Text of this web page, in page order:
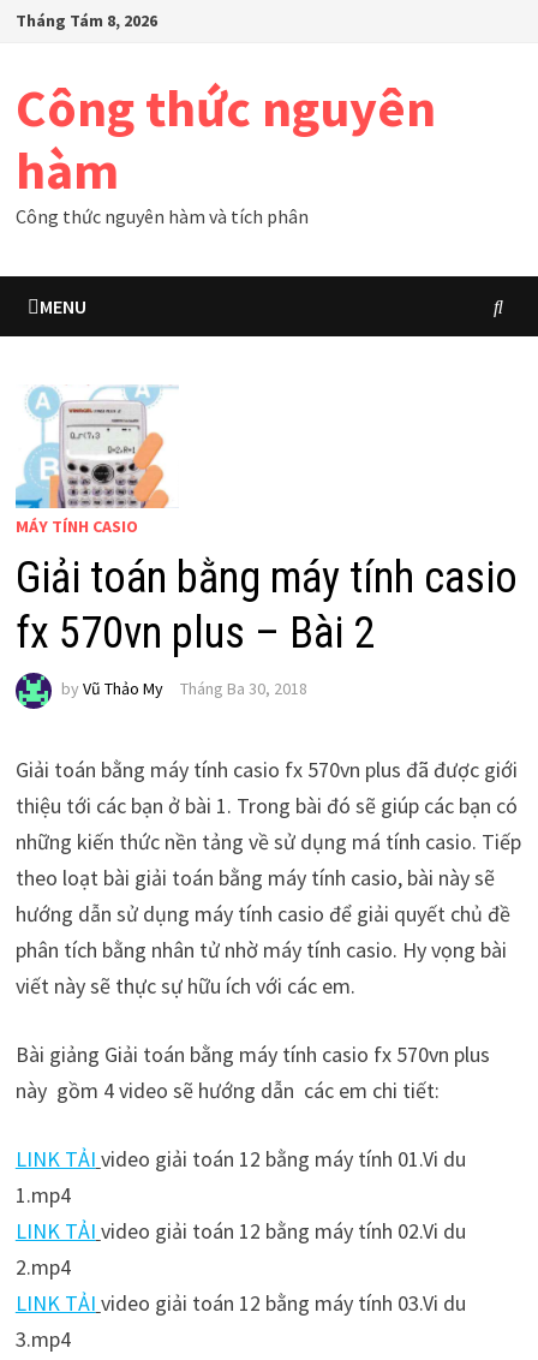
SkipTháng Tám 8, 2026
Công thức nguyên
hàm
Công thức nguyên hàm và tích phân
MENU
MÁY TÍNH CASIO
Giải toán bằng máy tính casio
fx 570vn plus – Bài 2
by Vũ Thảo My Tháng Ba 30, 2018
Giải toán bằng máy tính casio fx 570vn plus đã được giới
thiệu tới các bạn ở bài 1. Trong bài đó sẽ giúp các bạn có
những kiến thức nền tảng về sử dụng má tính casio. Tiếp
theo loạt bài giải toán bằng máy tính casio, bài này sẽ
hướng dẫn sử dụng máy tính casio để giải quyết chủ đề
phân tích bằng nhân tử nhờ máy tính casio. Hy vọng bài
viết này sẽ thực sự hữu ích với các em.
Bài giảng Giải toán bằng máy tính casio fx 570vn plus
này gồm 4 video sẽ hướng dẫn các em chi tiết:
LINK TẢI video giải toán 12 bằng máy tính 01.Vi du
1.mp4
LINK TẢI video giải toán 12 bằng máy tính 02.Vi du
2.mp4
LINK TẢI video giải toán 12 bằng máy tính 03.Vi du
3.mp4